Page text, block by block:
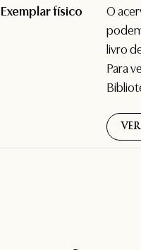
Exemplar físico
O
livro
Para